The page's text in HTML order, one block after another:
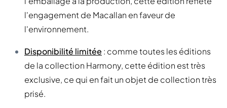
l'engagement de Macallan en faveur de
l'environnement.
Disponibilité limitée : comme toutes les éditions
de la collection Harmony, cette édition est très
exclusive, ce qui en fait un objet de collection très
prisé.